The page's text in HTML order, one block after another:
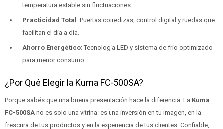
temperatura estable sin fluctuaciones.
Practicidad Total: Puertas corredizas, control digital y ruedas que
facilitan el día a día.
Ahorro Energético: Tecnología LED y sistema de frío optimizado
para menor consumo.
¿Por Qué Elegir la Kuma FC-500SA?
Porque sabés que una buena presentación hace la diferencia. La Kuma
FC-500SA no es solo una vitrina: es una inversión en tu imagen, en la
frescura de tus productos y en la experiencia de tus clientes. Confiable,